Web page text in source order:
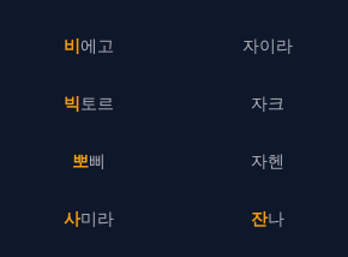
비에고
빅토르
뽀삐
사미라
자이라
자크
자헨
잔나